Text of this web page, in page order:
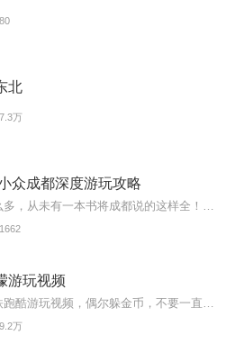
80
北
7.3万
众成都深度游玩攻略
1662
游玩视频
9.2万